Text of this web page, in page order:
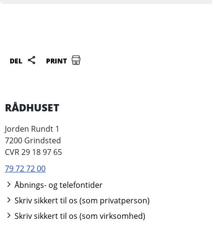
DEL PRINT
RÅDHUSET
Jorden Rundt 1
7200 Grindsted
CVR 29 18 97 65
79 72 72 00
Åbnings- og telefontider
Skriv sikkert til os (som privatperson)
Skriv sikkert til os (som virksomhed)